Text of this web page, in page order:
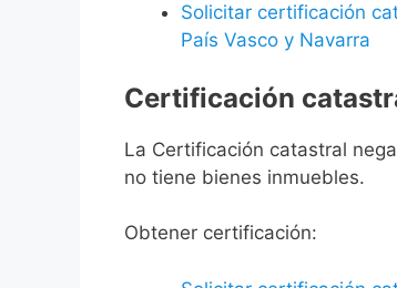
Solicitar certificación
País Vasco y Navarra
Certificación
La Certificación catastral
no tiene bienes inmuebles.
Obtener certificación: